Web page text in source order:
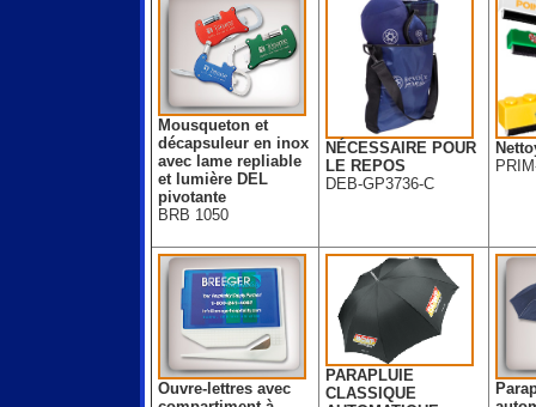
Mousqueton et
décapsuleur en inox
avec lame repliable
et lumière DEL
pivotante
BRB 1050
NÉCESSAIRE POUR
LE REPOS
DEB-GP3736-C
Ouvre-lettres avec
PARAPLUIE
CLASSIQUE